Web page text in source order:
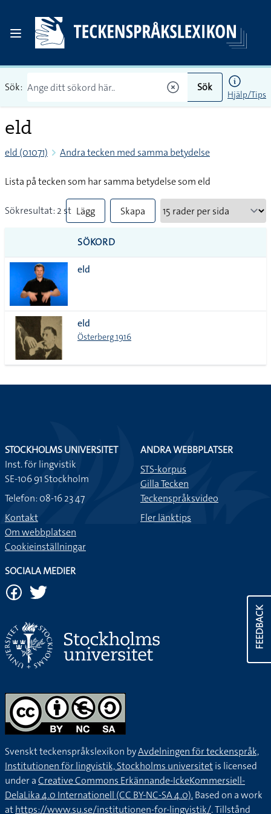
Sök: Sök
Hjälp/Tips
eld
eld (01071) Andra tecken med samma betydelse
Lista på tecken som har samma betydelse som eld
Sökresultat: 2 st Lägg
till
alla i
Skapa
SÖKORD
eld
eld
Österberg 1916
FEEDBACK
STOCKHOLMS UNIVERSITET
Inst. för lingvistik
SE-106 91 Stockholm
Telefon: 08-16 23 47
Kontakt
Om webbplatsen
Cookieinställningar
ANDRA WEBBPLATSER
STS-korpus
Gilla Tecken
Teckenspråksvideo
Fler länktips
SOCIALA MEDIER
Svenskt teckenspråkslexikon byAvdelningen för teckenspråk,
Institutionen för lingvistik, Stockholms universitetis licensed
under aCreative Commons Erkännande-IckeKommersiell-
DelaLika 4.0 Internationell (CC BY-NC-SA 4.0).Based on a work
athttps://www.su.se/institutionen-for-lingvistik/. Tillstånd